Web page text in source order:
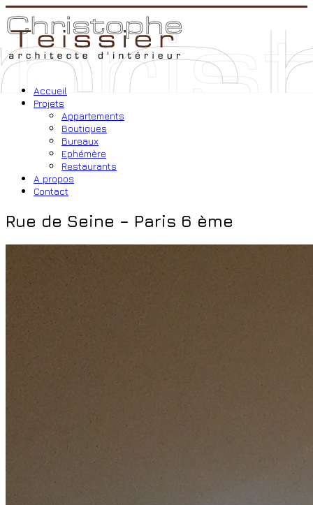
Accueil
Projets
Appartements
Boutiques
Bureaux
Ephémère
Restaurants
A propos
Contact
Rue de Seine – Paris 6 ème